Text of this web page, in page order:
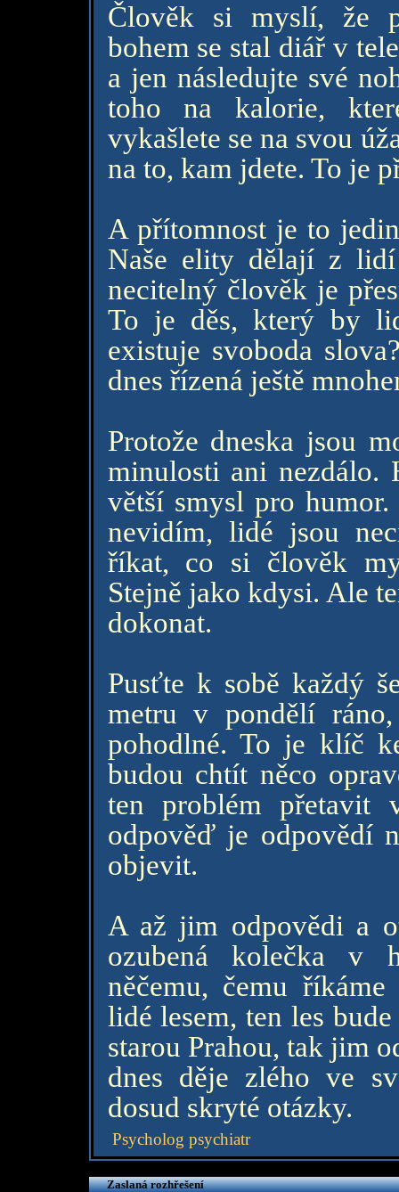
Člověk si myslí, že
bohem se stal diář v
a jen následujte své
toho na kalorie,
vykašlete se na svou
na to, kam jdete. To je
A přítomnost je to
Naše elity dělají z
necitelný člověk je
To je děs, který by
existuje svoboda
dnes řízená ještě
Protože dneska jsou
minulosti ani
větší smysl pro
nevidím, lidé jsou
říkat, co si člověk
Stejně jako kdysi. Ale
dokonat.
Pusťte k sobě každý
metru v pondělí
pohodlné. To je klíč
budou chtít něco
ten problém přetavit
odpověď je odpovědí
objevit.
A až jim odpovědi a
ozubená kolečka v
něčemu, čemu
lidé lesem, ten les
starou Prahou, tak jim
dnes děje zlého ve
dosud skryté otázky.
Psycholog psychiatr
Zaslaná rozhřešení